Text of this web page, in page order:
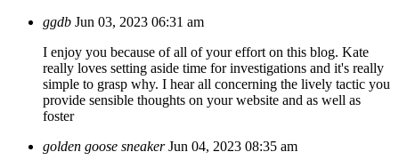
ggdb Jun 03, 2023 06:31 am
I enjoy you because of all of your effort on this blog. Kate
really loves setting aside time for investigations and it's really
simple to grasp why. I hear all concerning the lively tactic you
provide sensible thoughts on your website and as well as
foster
golden goose sneaker Jun 04, 2023 08:35 am